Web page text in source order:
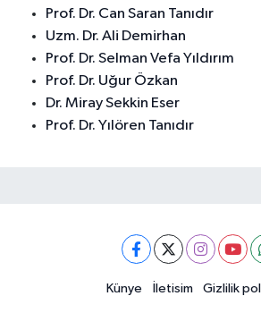
Prof. Dr. Can Saran Tanıdır
Uzm. Dr. Ali Demirhan
Prof. Dr. Selman Vefa Yıldırım
Prof. Dr. Uğur Özkan
Dr. Miray Sekkin Eser
Prof. Dr. Yılören Tanıdır
Künye İletisim Gizlilik